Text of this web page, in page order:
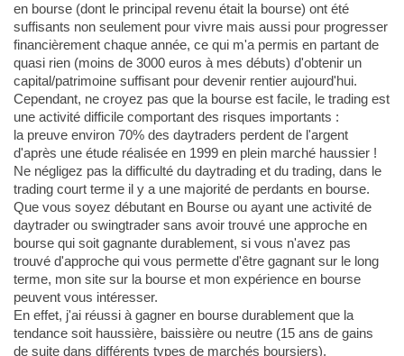
en bourse (dont le principal revenu était la bourse) ont été
suffisants non seulement pour vivre mais aussi pour progresser
financièrement chaque année, ce qui m'a permis en partant de
quasi rien (moins de 3000 euros à mes débuts) d'obtenir un
capital/patrimoine suffisant pour devenir rentier aujourd'hui.
Cependant, ne croyez pas que la bourse est facile, le trading est
une activité difficile comportant des risques importants :
la preuve environ 70% des daytraders perdent de l'argent
d'après une étude réalisée en 1999 en plein marché haussier !
Ne négligez pas la difficulté du daytrading et du trading, dans le
trading court terme il y a une majorité de perdants en bourse.
Que vous soyez débutant en Bourse ou ayant une activité de
daytrader ou swingtrader sans avoir trouvé une approche en
bourse qui soit gagnante durablement, si vous n'avez pas
trouvé d'approche qui vous permette d'être gagnant sur le long
terme, mon site sur la bourse et mon expérience en bourse
peuvent vous intéresser.
En effet, j'ai réussi à gagner en bourse durablement que la
tendance soit haussière, baissière ou neutre (15 ans de gains
de suite dans différents types de marchés boursiers).